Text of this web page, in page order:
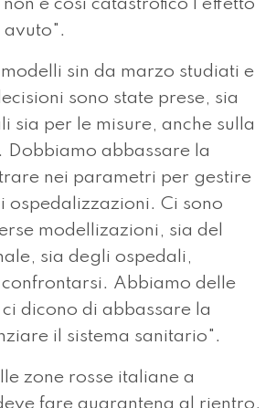
è così catastrofico l'effetto
avuto".
sin da marzo studiati e
sono state prese, sia
sia per le misure, anche sulla
Dobbiamo abbassare la
nei parametri per gestire
ospedalizzazioni. Ci sono
modellizazioni, sia del
sia degli ospedali,
Abbiamo delle
dicono di abbassare la
il sistema sanitario".
zone rosse italiane a